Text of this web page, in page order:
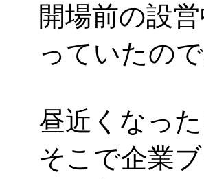
開場前の設
っていたの
昼近くなっ
そこで企業